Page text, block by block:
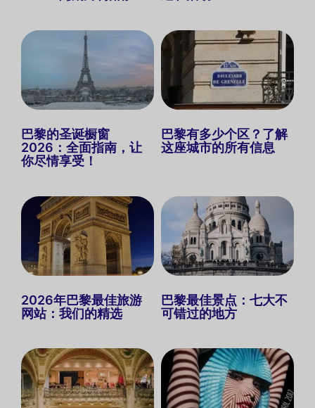
巴黎的圣诞橱窗
2026：全面指南，让
你尽情享受！
巴黎有多少个区？了解
这座城市的所有信息
2026年巴黎最佳旅游
网站：我们的精选
巴黎最佳景点：七大不
可错过的地方